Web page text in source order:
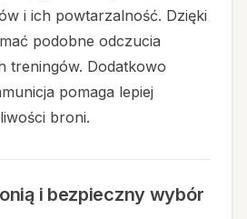
i ich powtarzalność. Dzięki
podobne odczucia
treningów. Dodatkowo
pomaga lepiej
broni.
i bezpieczny wybór